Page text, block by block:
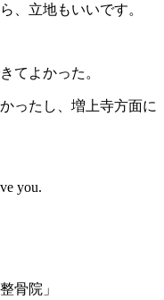
、立地もいいです。
てよかった。
ったし、増上寺方面に
you.
骨院」